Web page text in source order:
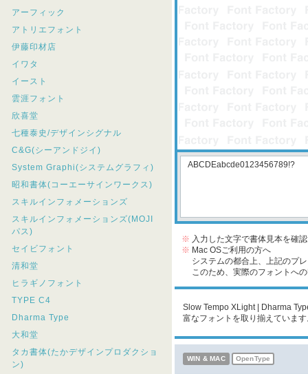
アーフィック
アトリエフォント
伊藤印材店
イワタ
イースト
雲涯フォント
欣喜堂
七種泰史/デザインシグナル
C&G(シーアンドジイ)
System Graphi(システムグラフィ)
昭和書体(コーエーサインワークス)
スキルインフォメーションズ
スキルインフォメーションズ(MOJI
パス)
セイビフォント
清和堂
ヒラギノフォント
TYPE C4
Dharma Type
大和堂
タカ書体(たかデザインプロダクショ
ン)
※ 入力した文字で書体見本を確
※ Mac OSご利用の方へ
システムの都合上、上記のプ
このため、実際のフォントへの
Slow Tempo XLight | Dharma
富なフォントを取り揃えていま
WIN & MAC OpenType